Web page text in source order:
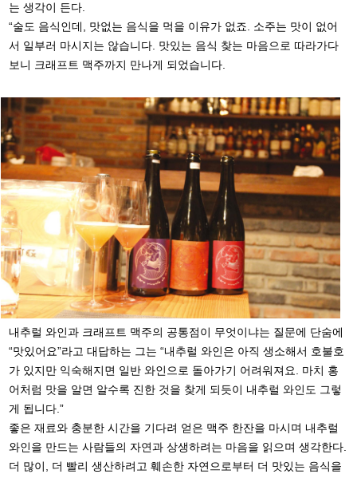
는 생각이 든다.
“술도 음식인데, 맛없는 음식을 먹을 이유가 없죠. 소주는 맛이 없어
서 일부러 마시지는 않습니다. 맛있는 음식 찾는 마음으로 따라가다
보니 크래프트 맥주까지 만나게 되었습니다.
내추럴 와인과 크래프트 맥주의 공통점이 무엇이냐는 질문에 단숨에
“맛있어요”라고 대답하는 그는 “내추럴 와인은 아직 생소해서 호불호
가 있지만 익숙해지면 일반 와인으로 돌아가기 어려워져요. 마치 홍
어처럼 맛을 알면 알수록 진한 것을 찾게 되듯이 내추럴 와인도 그렇
게 됩니다.”
좋은 재료와 충분한 시간을 기다려 얻은 맥주 한잔을 마시며 내추럴
와인을 만드는 사람들의 자연과 상생하려는 마음을 읽으며 생각한다.
더 많이, 더 빨리 생산하려고 훼손한 자연으로부터 더 맛있는 음식을